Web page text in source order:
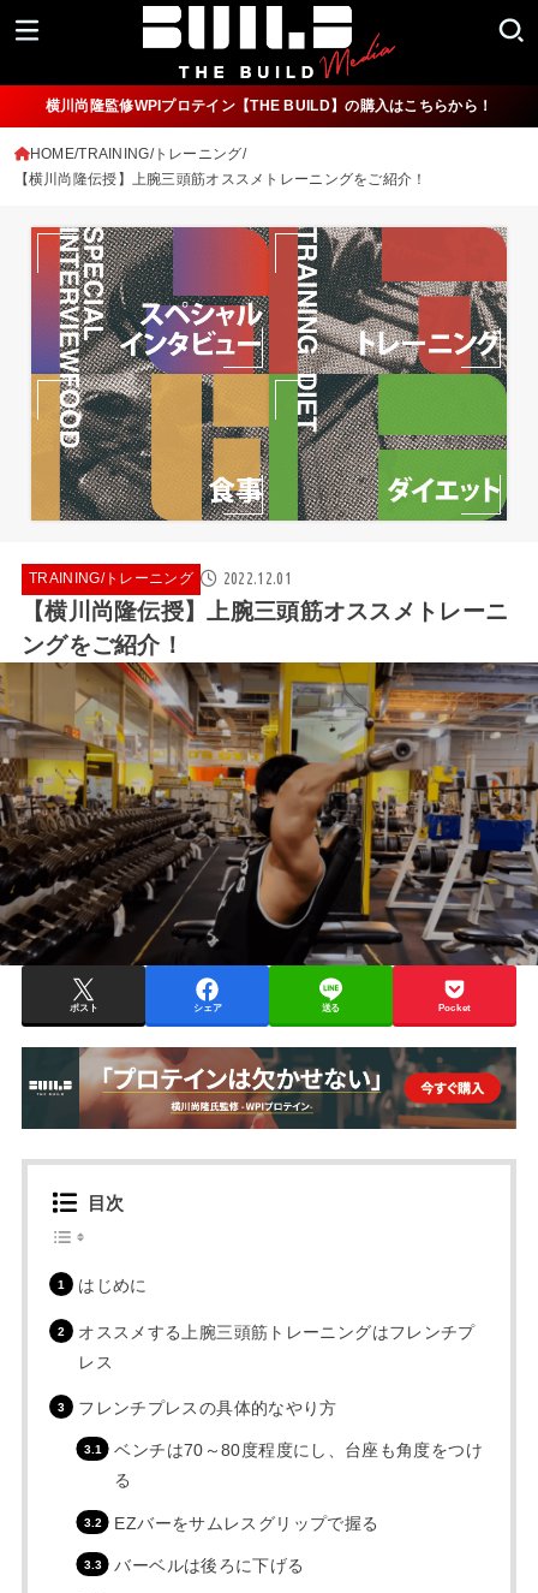
横川尚隆監修WPIプロテイン【THE BUILD】の購入はこちらから！
HOME TRAINING/トレーニング
【横川尚隆伝授】上腕三頭筋オススメトレーニングをご紹介！
TRAINING/トレーニング 2022.12.01
【横川尚隆伝授】上腕三頭筋オススメトレーニ
ングをご紹介！
ポスト シェア 送る Pocket
目次
はじめに
オススメする上腕三頭筋トレーニングはフレンチプ
レス
フレンチプレスの具体的なやり方
ベンチは70～80度程度にし、台座も角度をつけ
る
EZバーをサムレスグリップで握る
バーベルは後ろに下げる